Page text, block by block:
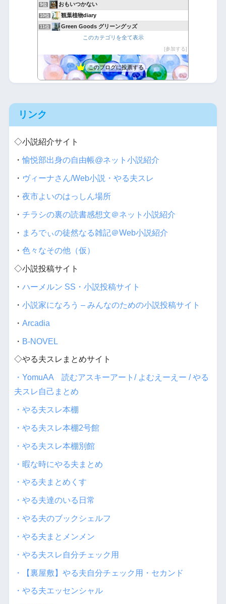
9位 おもいつかない
10位 観葉植物diary
11位 Green Goods グリーングッズ
MAN WITH A PLANT -植物と人-
多肉植物・サボテンの種類、一覧と育て方 図鑑サイト｜TA29
14位 アボタリアンのアボカド生活
15位 Hello Plants ~ 観葉植物の知りたいをここに。
このカテゴリを全て表示
参加する
このブログに投票する
リンク
◇小説紹介サイト
・愉悦部出身の自由帳@ネット小説紹介
・ ヴィーナさん/Web小説・やる夫スレ
・ 夜市よいのはっしん場所
・ チラシの裏の読書感想文＠ネット小説紹介
・ まろでぃの徒然なる雑記＠Web小説紹介
・ 色々なその他（仮）
◇小説投稿サイト
・ ハーメルン SS・小説投稿サイト
・ 小説家になろう – みんなのための小説投稿サイト
・ Arcadia
・ B-NOVEL
◇やる夫スレまとめサイト
・YomuAA 読むアスキーアート/ よむえーえー / やる
夫スレ自己まとめ
・やる夫スレ本棚
・やる夫スレ本棚2号館
・やる夫スレ本棚別館
・暇な時にやる夫まとめ
・やる夫まとめくす
・やる夫達のいる日常
・やる夫のブックシェルフ
・やる夫まとメンメン
・やる夫スレ自分チェック用
・【裏屋敷】やる夫自分チェック用・セカンド
・やる夫エッセンシャル